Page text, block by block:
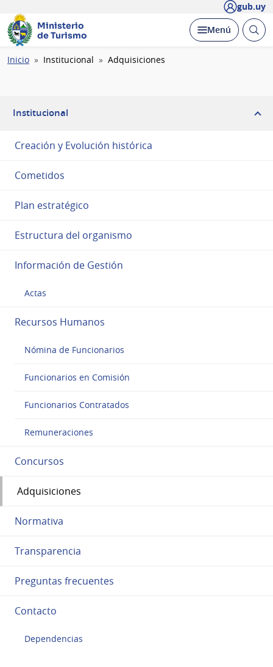
gub.uy
Ministerio
de Turismo
Desplegar
Menú Abrir
Ruta
Inicio Institucional Adquisiciones
Institucional
Creación y Evolución histórica
Cometidos
Plan estratégico
Estructura del organismo
Información de Gestión
Actas
Recursos Humanos
Nómina de Funcionarios
Funcionarios en Comisión
Funcionarios Contratados
Remuneraciones
Concursos
Adquisiciones
Normativa
Transparencia
Preguntas frecuentes
Contacto
Dependencias